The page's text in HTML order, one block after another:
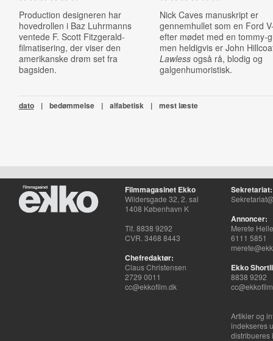
Production designeren har
hovedrollen i Baz Luhrmanns
ventede F. Scott Fitzgerald-
filmatisering, der viser den
amerikanske drøm set fra
bagsiden.
Nick Caves manuskript er
gennemhullet som en Ford
efter mødet med en tommy-
men heldigvis er John
Lawless også rå, blodig og
galgenhumoristisk.
dato | bedømmelse | alfabetisk | mest læste
Filmmagasinet Ekko
Wildersgade 32, 2. sal
1408 København K
Tlf. 8838 9292
CVR. 3468 8443
Chefredaktør:
Claus Christensen
2729 0011
cc@ekkofilm.dk
Sekretariat:
Annoncer:
Merete
6111 5851
Ekko
8838 9292
Artikler og
indekseres
distribueres